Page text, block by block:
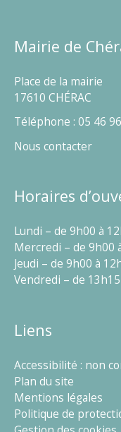
Mairie de
Place de la mairie
17610 CHÉRAC
Téléphone : 05 46
Nous contacter
Horaires
Lundi – de 9h00 à
Mercredi – de 9h00
Jeudi – de 9h00 à
Vendredi – de
Liens
Accessibilité : non
Plan du site
Mentions légales
Politique de